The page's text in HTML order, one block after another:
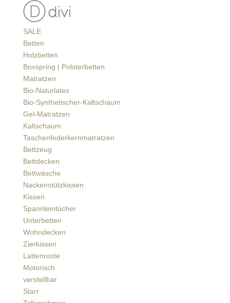
SALE
Betten
Holzbetten
Boxspring | Polsterbetten
Matratzen
Bio-Naturlatex
Bio-Synthetischer-Kaltschaum
Gel-Matratzen
Kaltschaum
Taschenfederkernmatratzen
Bettzeug
Bettdecken
Bettwäsche
Nackenstützkissen
Kissen
Spannleintücher
Unterbetten
Wohndecken
Zierkissen
Lattenroste
Motorisch
verstellbar
Starr